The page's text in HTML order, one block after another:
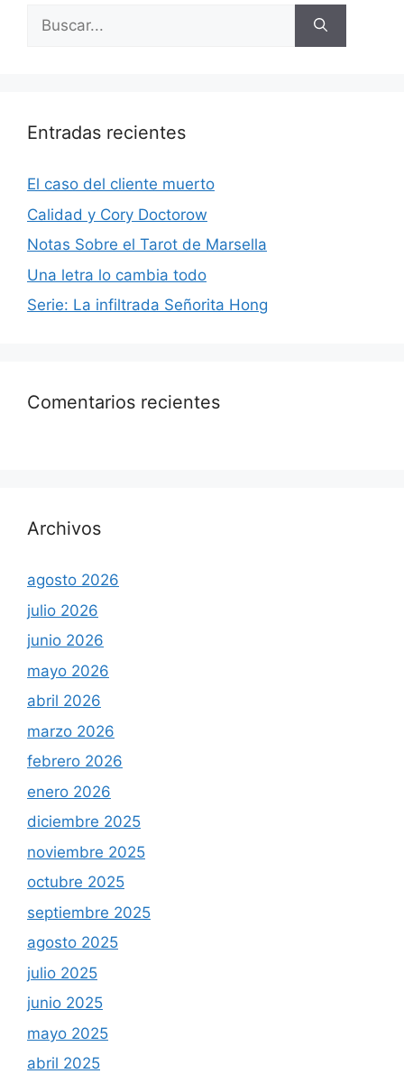
Buscar:
Entradas recientes
El caso del cliente muerto
Calidad y Cory Doctorow
Notas Sobre el Tarot de Marsella
Una letra lo cambia todo
Serie: La infiltrada Señorita Hong
Comentarios recientes
Archivos
agosto 2026
julio 2026
junio 2026
mayo 2026
abril 2026
marzo 2026
febrero 2026
enero 2026
diciembre 2025
noviembre 2025
octubre 2025
septiembre 2025
agosto 2025
julio 2025
junio 2025
mayo 2025
abril 2025